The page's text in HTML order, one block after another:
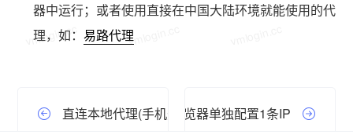
器中运行；或者使用直接在中国大陆环境就能使用的代
理，如： 易路代理
直连本地代理(手机热点|SSR|V2)
如何给每个浏览器单独配置1条IP
vmlogin.cc vmlogin.cc